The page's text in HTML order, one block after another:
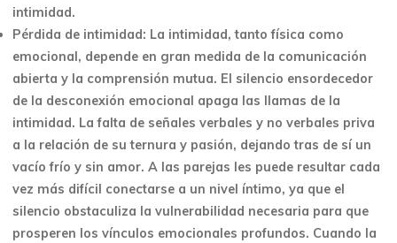
intimidad.
Pérdida de intimidad: La intimidad, tanto física como
emocional, depende en gran medida de la comunicación
abierta y la comprensión mutua. El silencio ensordecedor
de la desconexión emocional apaga las llamas de la
intimidad. La falta de señales verbales y no verbales priva
a la relación de su ternura y pasión, dejando tras de sí un
vacío frío y sin amor. A las parejas les puede resultar cada
vez más difícil conectarse a un nivel íntimo, ya que el
silencio obstaculiza la vulnerabilidad necesaria para que
prosperen los vínculos emocionales profundos. Cuando la